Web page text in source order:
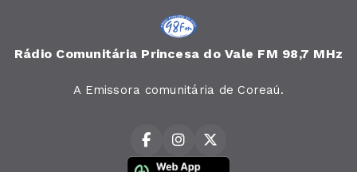
Rádio Comunitária Princesa do Vale FM 98,7 MHz
A Emissora comunitária de Coreaú.